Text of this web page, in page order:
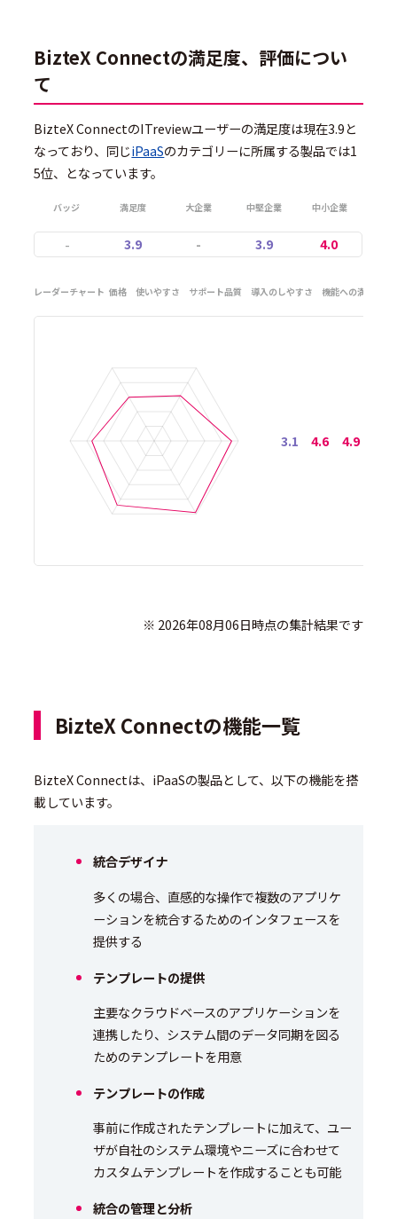
BizteX Connectの満足度、評価につい
て
BizteX ConnectのITreviewユーザーの満足度は現在3.9と
なっており、同じiPaaSのカテゴリーに所属する製品では1
5位、となっています。
バッジ 満足度 大企業 中堅企業 中小企業
- 3.9 - 3.9 4.0
レーダーチャート 価格 使いやすさ サポート品質 導入のしやすさ 機能への満足度
3.1 4.6 4.9
BizteX Connectの機能一覧
BizteX Connectは、iPaaSの製品として、以下の機能を搭
載しています。
統合デザイナ
多くの場合、直感的な操作で複数のアプリケ
ーションを統合するためのインタフェースを
提供する
テンプレートの提供
主要なクラウドベースのアプリケーションを
連携したり、システム間のデータ同期を図る
ためのテンプレートを用意
テンプレートの作成
事前に作成されたテンプレートに加えて、ユー
ザが自社のシステム環境やニーズに合わせて
カスタムテンプレートを作成することも可能
統合の管理と分析